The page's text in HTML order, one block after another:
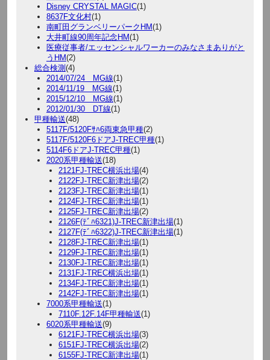
Disney CRYSTAL MAGIC(1)
8637F文化村(1)
南町田グランベリーパークHM(1)
大井町線90周年記念HM(1)
医療従事者/エッセンシャルワーカーのみなさまありがと
うHM(2)
総合検測 (4)
2014/07/24 MG線(1)
2014/11/19 MG線(1)
2015/12/10 MG線(1)
2012/01/30 DT線(1)
甲種輸送(48)
5117F/5120Fｻﾊ6両東急甲種(2)
5117F/5120F6ドアJ-TREC甲種(1)
5114F6ドアJ-TREC甲種(1)
2020系甲種輸送(18)
2121FJ-TREC横浜出場(4)
2122FJ-TREC新津出場(2)
2123FJ-TREC新津出場(1)
2124FJ-TREC新津出場(1)
2125FJ-TREC新津出場(2)
2126F(ﾃﾞﾊ6321)J-TREC新津出場(1)
2127F(ﾃﾞﾊ6322)J-TREC新津出場(1)
2128FJ-TREC新津出場(1)
2129FJ-TREC新津出場(1)
2130FJ-TREC新津出場(1)
2131FJ-TREC横浜出場(1)
2134FJ-TREC新津出場(1)
2142FJ-TREC新津出場(1)
7000系甲種輸送(1)
7110F.12F.14F甲種輸送(1)
6020系甲種輸送(9)
6121FJ-TREC横浜出場(3)
6151FJ-TREC横浜出場(2)
6155FJ-TREC新津出場(1)